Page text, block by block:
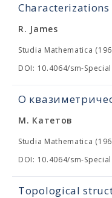
R. James
Studia Mathematica
DOI: 10.4064/sm-
О
М. Катетов
Studia Mathematica
DOI: 10.4064/sm-
Topological